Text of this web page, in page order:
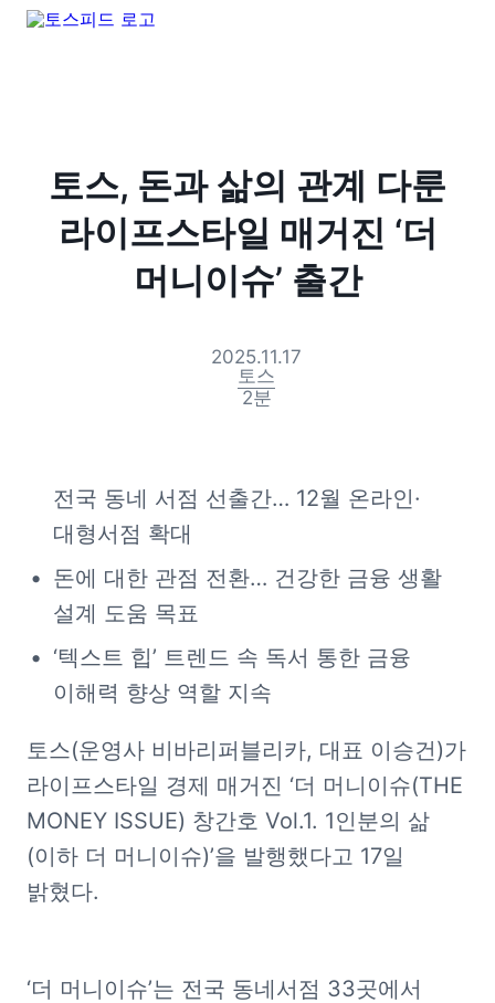
토스, 돈과 삶의 관계 다룬
라이프스타일 매거진 ‘더
머니이슈’ 출간
2025.11.17
토스
2분
전국 동네 서점 선출간… 12월 온라인·
대형서점 확대
돈에 대한 관점 전환… 건강한 금융 생활
설계 도움 목표
‘텍스트 힙’ 트렌드 속 독서 통한 금융
이해력 향상 역할 지속
토스(운영사 비바리퍼블리카, 대표 이승건)가
라이프스타일 경제 매거진 ‘더 머니이슈(THE
MONEY ISSUE) 창간호 Vol.1. 1인분의 삶
(이하 더 머니이슈)’을 발행했다고 17일
밝혔다.
‘더 머니이슈’는 전국 동네서점 33곳에서